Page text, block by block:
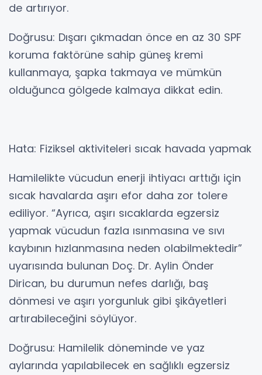
de artırıyor.
Doğrusu: Dışarı çıkmadan önce en az 30 SPF
koruma faktörüne sahip güneş kremi
kullanmaya, şapka takmaya ve mümkün
olduğunca gölgede kalmaya dikkat edin.
Hata: Fiziksel aktiviteleri sıcak havada yapmak
Hamilelikte vücudun enerji ihtiyacı arttığı için
sıcak havalarda aşırı efor daha zor tolere
ediliyor. “Ayrıca, aşırı sıcaklarda egzersiz
yapmak vücudun fazla ısınmasına ve sıvı
kaybının hızlanmasına neden olabilmektedir”
uyarısında bulunan Doç. Dr. Aylin Önder
Dirican, bu durumun nefes darlığı, baş
dönmesi ve aşırı yorgunluk gibi şikâyetleri
artırabileceğini söylüyor.
Doğrusu: Hamilelik döneminde ve yaz
aylarında yapılabilecek en sağlıklı egzersiz